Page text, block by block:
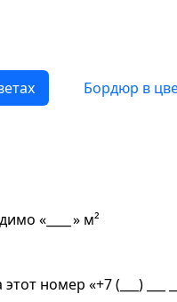
Бордюр в
« » м²
номер «